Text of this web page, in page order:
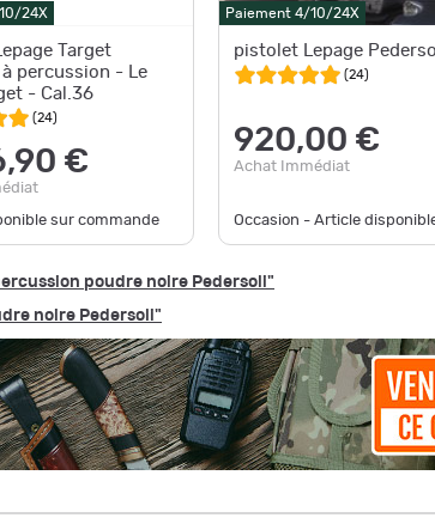
24X
Target
percussion - Le
- Cal.36
(24)
€
sur commande
Paiement 4/10/24X
pistolet Lepage
(24)
920,00 €
Achat Immédiat
Occasion - Article
poudre noire Pedersoli"
noire Pedersoli"